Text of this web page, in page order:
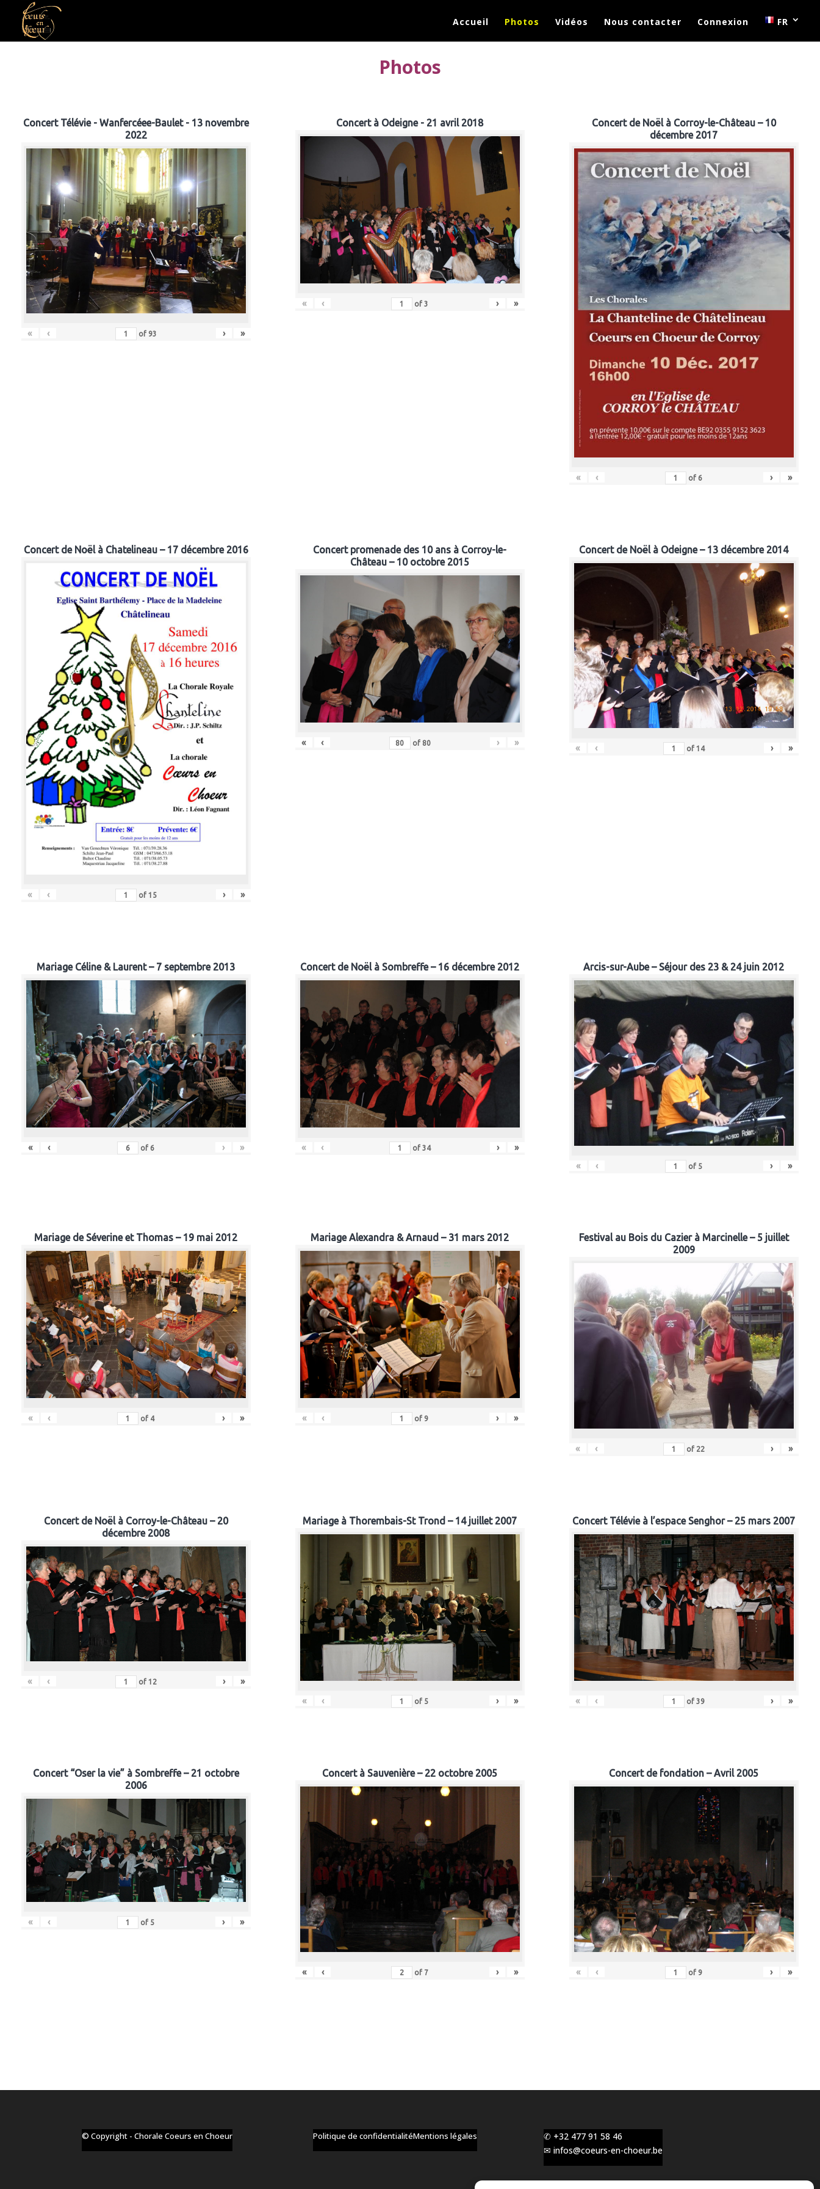
Accueil Photos Vidéos Nous contacter Connexion FR
Photos
Concert Télévie - Wanfercéee-Baulet - 13 novembre
2022
« ‹ of 93 › »
Concert à Odeigne - 21 avril 2018
« ‹ of3 › »
Concert de Noël à Corroy-le-Château – 10
décembre 2017
« ‹ of 6 › »
Concert de Noël à Chatelineau – 17 décembre 2016
« ‹ of 15 › »
Concert promenade des 10 ans à Corroy-le-
Château – 10 octobre 2015
« ‹ of 80 › »
Concert de Noël à Odeigne – 13 décembre 2014
« ‹ of 14 › »
Mariage Céline & Laurent – 7 septembre 2013
« ‹ of 6 › »
Concert de Noël à Sombreffe – 16 décembre 2012
« ‹ of 34 › »
Arcis-sur-Aube – Séjour des 23 & 24 juin 2012
« ‹ of 5 › »
Mariage de Séverine et Thomas – 19 mai 2012
« ‹ of 4 › »
Mariage Alexandra & Arnaud – 31 mars 2012
« ‹ of 9 › »
Festival au Bois du Cazier à Marcinelle – 5 juillet
2009
« ‹ of 22 › »
Concert de Noël à Corroy-le-Château – 20
décembre 2008
« ‹ of 12 › »
Mariage à Thorembais-St Trond – 14 juillet 2007
« ‹ of 5 › »
Concert Télévie à l’espace Senghor – 25 mars 2007
« ‹ of 39 › »
Concert “Oser la vie” à Sombreffe – 21 octobre
2006
« ‹ of 5 › »
Concert à Sauvenière – 22 octobre 2005
« ‹ of 7 › »
Concert de fondation – Avril 2005
« ‹ of 9 › »
© Copyright - Chorale Coeurs en Choeur Politique de confidentialitéMentions légales
✆ +32 477 91 58 46
✉ infos@coeurs-en-choeur.be